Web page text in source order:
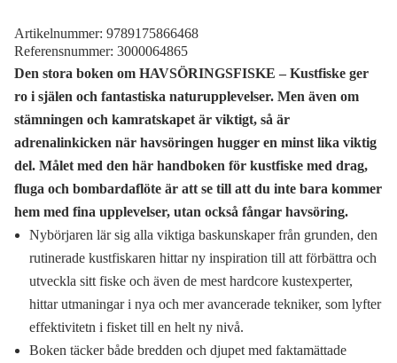
Artikelnummer: 9789175866468
Referensnummer: 3000064865
Den stora boken om HAVSÖRINGSFISKE – Kustfiske ger
ro i själen och fantastiska naturupplevelser. Men även om
stämningen och kamratskapet är viktigt, så är
adrenalinkicken när havsöringen hugger en minst lika viktig
del. Målet med den här handboken för kustfiske med drag,
fluga och bombardaflöte är att se till att du inte bara kommer
hem med fina upplevelser, utan också fångar havsöring.
Nybörjaren lär sig alla viktiga baskunskaper från grunden, den
rutinerade kustfiskaren hittar ny inspiration till att förbättra och
utveckla sitt fiske och även de mest hardcore kustexperter,
hittar utmaningar i nya och mer avancerade tekniker, som lyfter
effektivitetn i fisket till en helt ny nivå.
Boken täcker både bredden och djupet med faktamättade